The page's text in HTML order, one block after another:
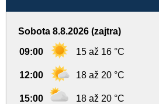
Sobota 8.8.2026 (zajtra)
09:00 15 až 16 °C
12:00 18 až 20 °C
15:00 18 až 20 °C